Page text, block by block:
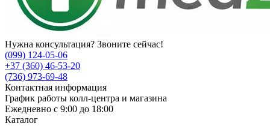
Нужна консультация? Звоните сейчас!
(099) 124-05-06
+37 (360) 46-53-20
(736) 973-69-48
Контактная информация
График работы колл-центра и магазина
Ежедневно с 9:00 до 18:00
Каталог